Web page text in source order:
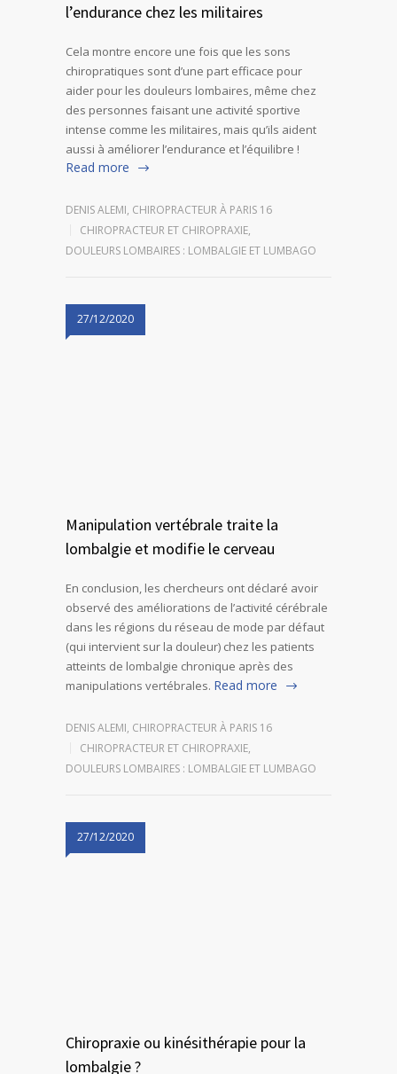
l’endurance chez les militaires
Cela montre encore une fois que les sons
chiropratiques sont d’une part efficace pour
aider pour les douleurs lombaires, même chez
des personnes faisant une activité sportive
intense comme les militaires, mais qu’ils aident
aussi à améliorer l’endurance et l’équilibre !
Read more
DENIS ALEMI, CHIROPRACTEUR À PARIS 16
CHIROPRACTEUR ET CHIROPRAXIE,
DOULEURS LOMBAIRES : LOMBALGIE ET LUMBAGO
27/12/2020
Manipulation vertébrale traite la
lombalgie et modifie le cerveau
En conclusion, les chercheurs ont déclaré avoir
observé des améliorations de l’activité cérébrale
dans les régions du réseau de mode par défaut
(qui intervient sur la douleur) chez les patients
atteints de lombalgie chronique après des
manipulations vertébrales. Read more
DENIS ALEMI, CHIROPRACTEUR À PARIS 16
CHIROPRACTEUR ET CHIROPRAXIE,
DOULEURS LOMBAIRES : LOMBALGIE ET LUMBAGO
27/12/2020
Chiropraxie ou kinésithérapie pour la
lombalgie ?